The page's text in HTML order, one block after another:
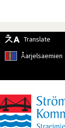
Translate
Åarjelsaemien